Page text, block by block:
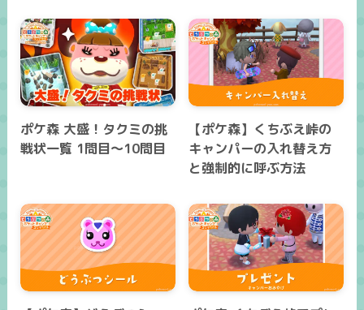
ポケ森 大盛！タクミの挑
戦状一覧 1問目～10問目
【ポケ森】くちぶえ峠の
キャンパーの入れ替え方
と強制的に呼ぶ方法